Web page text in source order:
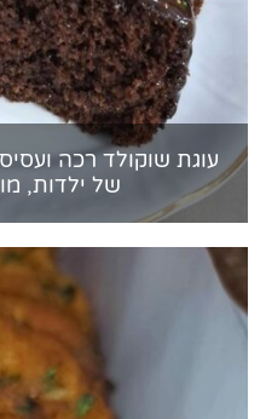
עוגת שוקולד רכה
של ילדות,